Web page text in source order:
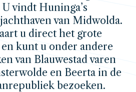
vindt Huninga’s
van Midwolda.
u direct het grote
kunt u onder andere
van Blauwestad varen
en Beerta in de
bezoeken.